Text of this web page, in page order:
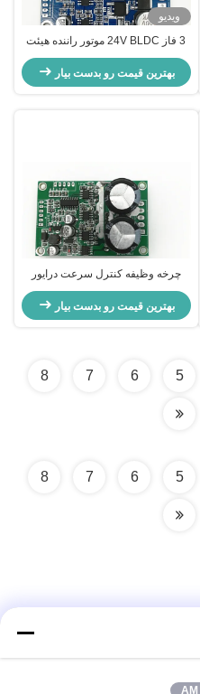
ویدیو
3 فاز 24V BLDC موتور راننده هیئت
مدیره PWM فرکانس 1-20KHZ چرخه
کار 0-100٪ کنترل کننده موتور
بهترین قیمت رو بدست بیار
چرخه وظیفه کنترل سرعت درایور
موتور بدون برس 3 فاز 0-100٪ کنترل
جهت چرخش
بهترین قیمت رو بدست بیار
5
6
7
8
5
6
7
8